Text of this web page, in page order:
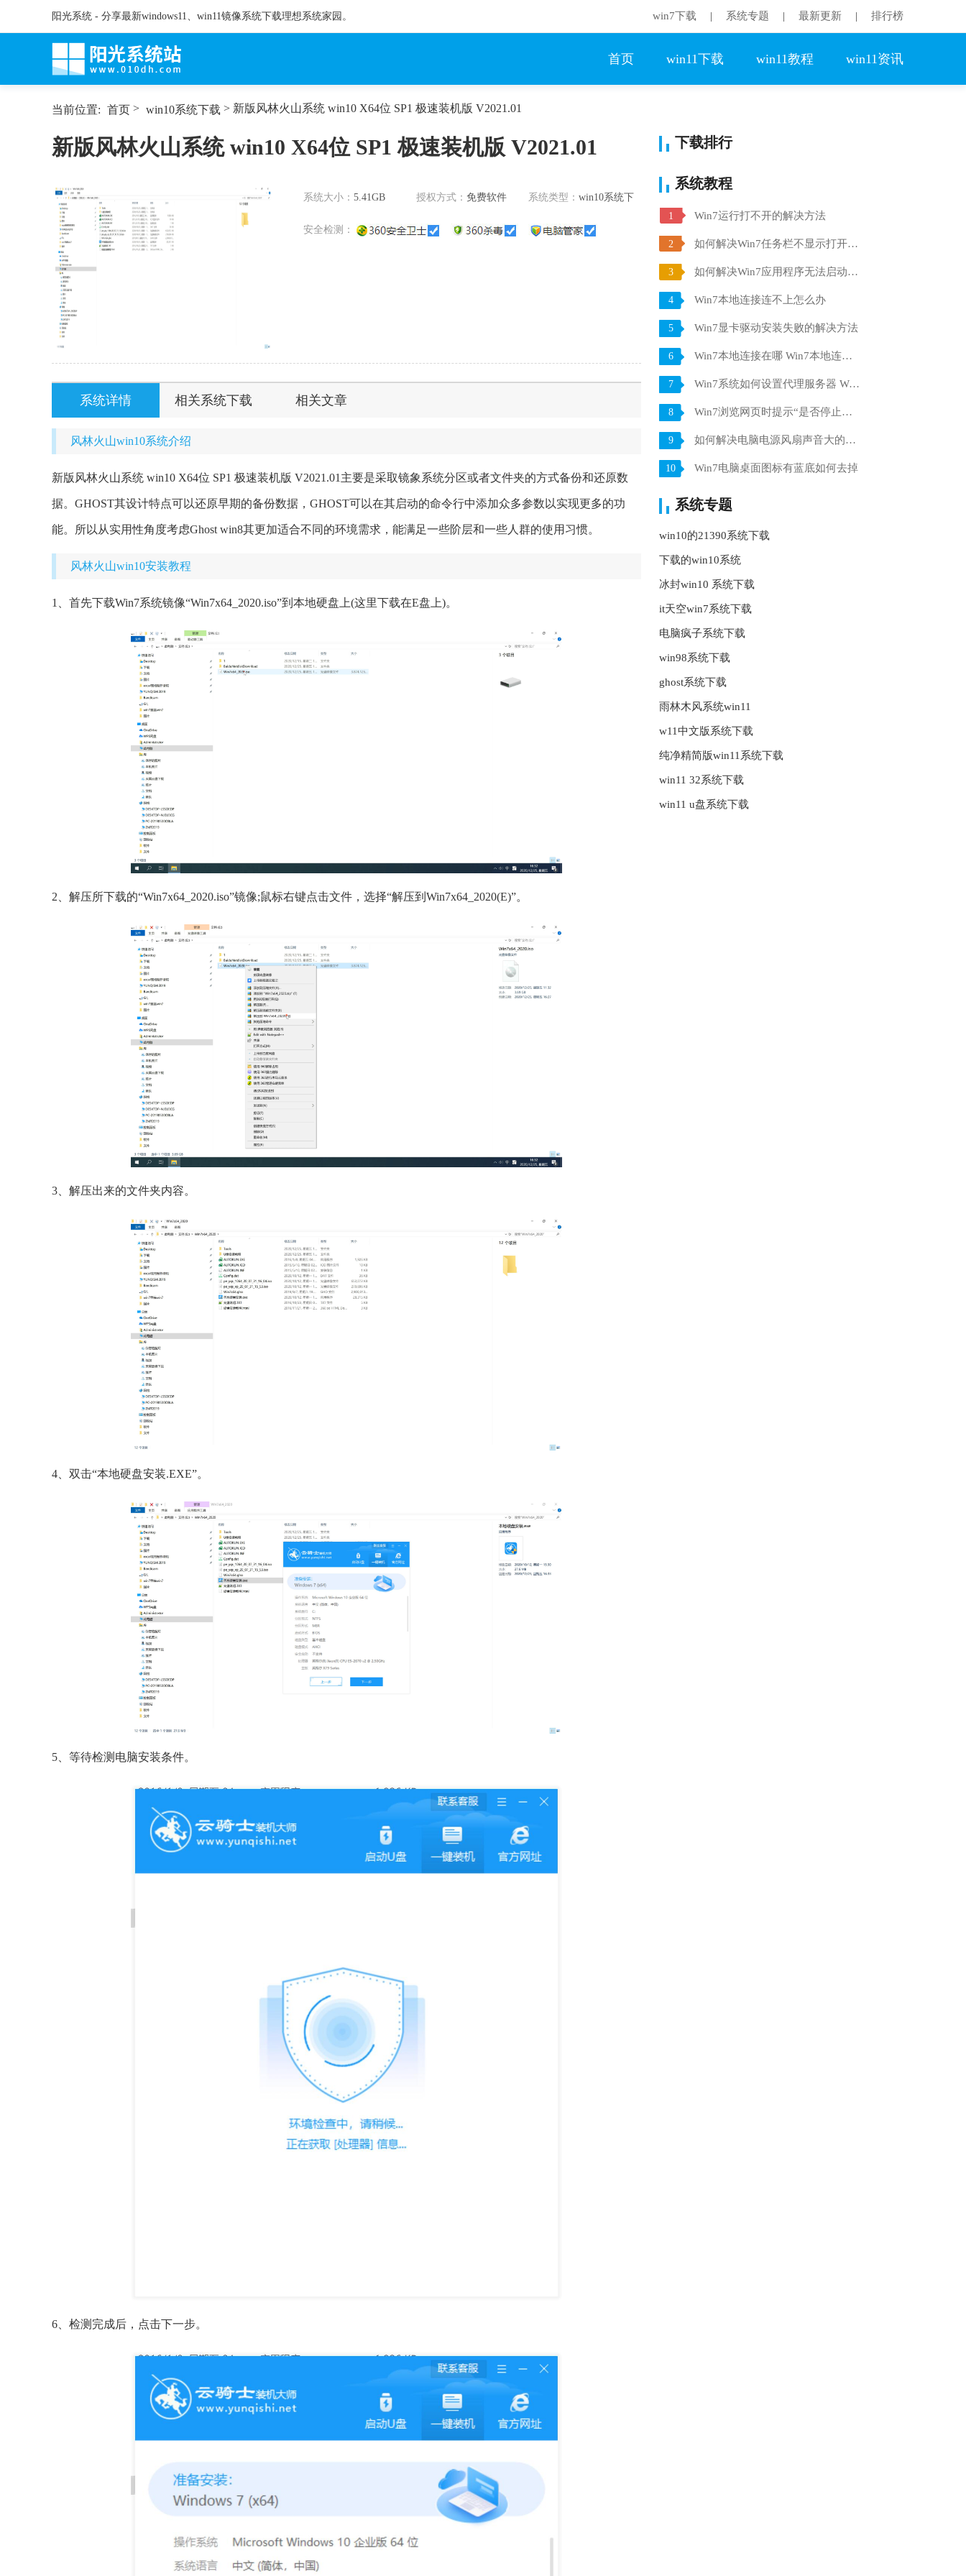
阳光系统 - 分享最新windows11、win11镜像系统下载理想系统家园。 win7下载 系统专题 最新更新 排行榜
首页 win11下载 win11教程 win11资讯
当前位置: 首页 > win10系统下载 > 新版风林火山系统 win10 X64位 SP1 极速装机版 V2021.01
新版风林火山系统 win10 X64位 SP1 极速装机版 V2021.01
系统大小： 5.41GB 授权方式： 免费软件 系统类型：win10系统下
安全检测：
系统详情 相关系统下载 相关文章
风林火山win10系统介绍
新版风林火山系统 win10 X64位 SP1 极速装机版 V2021.01主要是采取镜象系统分区或者文件夹的方式备份和还原数
据。GHOST其设计特点可以还原早期的备份数据，GHOST可以在其启动的命令行中添加众多参数以实现更多的功
能。所以从实用性角度考虑Ghost win8其更加适合不同的环境需求，能满足一些阶层和一些人群的使用习惯。
风林火山win10安装教程
1、首先下载Win7系统镜像“Win7x64_2020.iso”到本地硬盘上(这里下载在E盘上)。
2、解压所下载的“Win7x64_2020.iso”镜像;鼠标右键点击文件，选择“解压到Win7x64_2020(E)”。
3、解压出来的文件夹内容。
4、双击“本地硬盘安装.EXE”。
5、等待检测电脑安装条件。
6、检测完成后，点击下一步。
下载排行
系统教程
1 Win7运行打不开的解决方法
2 如何解决Win7任务栏不显示打开的窗口的问题
3 如何解决Win7应用程序无法启动并行配置不正确的问题
4 Win7本地连接连不上怎么办
5 Win7显卡驱动安装失败的解决方法
6 Win7本地连接在哪 Win7本地连接的使用方法
7 Win7系统如何设置代理服务器 Win7系统代理服务器设置方法
8 Win7浏览网页时提示“是否停止运行此脚本”怎么解决
9 如何解决电脑电源风扇声音大的问题
10 Win7电脑桌面图标有蓝底如何去掉
系统专题
win10的21390系统下载
下载的win10系统
冰封win10 系统下载
it天空win7系统下载
电脑疯子系统下载
win98系统下载
ghost系统下载
雨林木风系统win11
w11中文版系统下载
纯净精简版win11系统下载
win11 32系统下载
win11 u盘系统下载